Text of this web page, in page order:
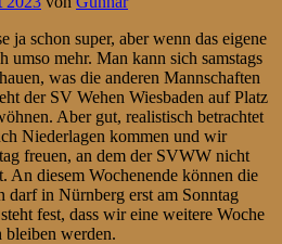
ja schon super, aber wenn das eigene
umso mehr. Man kann sich samstags
was die anderen Mannschaften
der SV Wehen Wiesbaden auf Platz
Aber gut, realistisch betrachtet
Niederlagen kommen und wir
freuen, an dem der SVWW nicht
An diesem Wochenende können die
darf in Nürnberg erst am Sonntag
fest, dass wir eine weitere Woche
bleiben werden.